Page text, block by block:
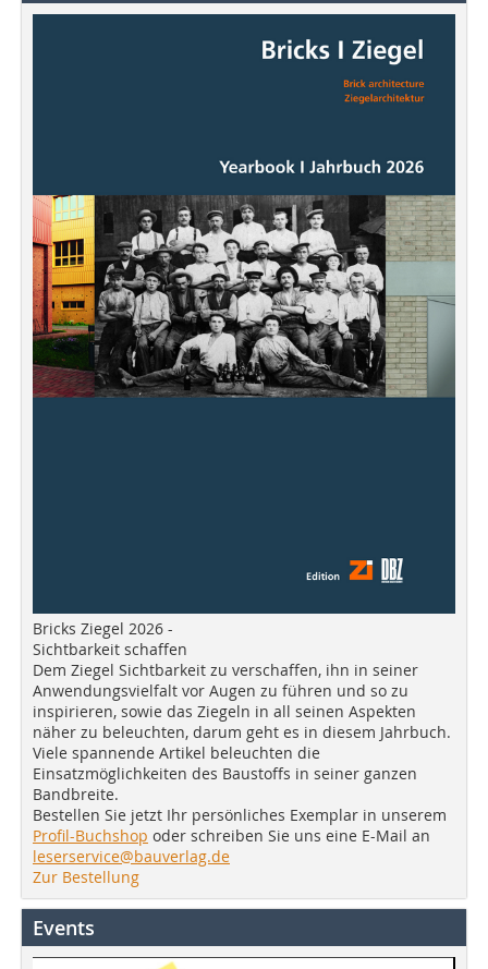
Bricks Ziegel 2026 -
Sichtbarkeit schaffen
Dem Ziegel Sichtbarkeit zu verschaffen, ihn in seiner
Anwendungsvielfalt vor Augen zu führen und so zu
inspirieren, sowie das Ziegeln in all seinen Aspekten
näher zu beleuchten, darum geht es in diesem Jahrbuch.
Viele spannende Artikel beleuchten die
Einsatzmöglichkeiten des Baustoffs in seiner ganzen
Bandbreite.
Bestellen Sie jetzt Ihr persönliches Exemplar in unserem
Profil-Buchshop oder schreiben Sie uns eine E-Mail an
leserservice@bauverlag.de
Zur Bestellung
Events